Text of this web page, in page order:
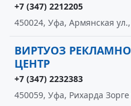
+7 (347) 2212205
450024, Уфа, Армянская
ВИРТУОЗ
ЦЕНТР
+7 (347) 2232383
450059, Уфа, Рихарда Зорге